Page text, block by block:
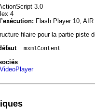
3.0
4
Flash Player 10, AIR
filaire pour la partie piste
mxmlContent